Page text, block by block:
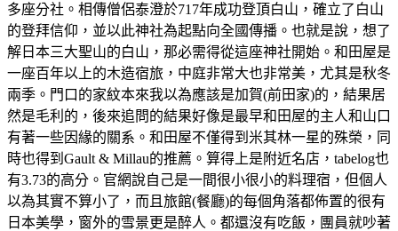
多座分社。相傳僧侶泰澄於717年成功登頂白山，確立了白山
的登拜信仰，並以此神社為起點向全國傳播。也就是說，想了
解日本三大聖山的白山，那必需得從這座神社開始。和田屋是
一座百年以上的木造宿旅，中庭非常大也非常美，尤其是秋冬
兩季。門口的家紋本來我以為應該是加賀(前田家)的，結果居
然是毛利的，後來追問的結果好像是最早和田屋的主人和山口
有著一些因緣的關系。和田屋不僅得到米其林一星的殊榮，同
時也得到Gault & Millau的推薦。算得上是附近名店，tabelog也
有3.73的高分。官網說自己是一間很小很小的料理宿，但個人
以為其實不算小了，而且旅館(餐廳)的每個角落都佈置的很有
日本美學，窗外的雪景更是醉人。都還沒有吃飯，團員就吵著